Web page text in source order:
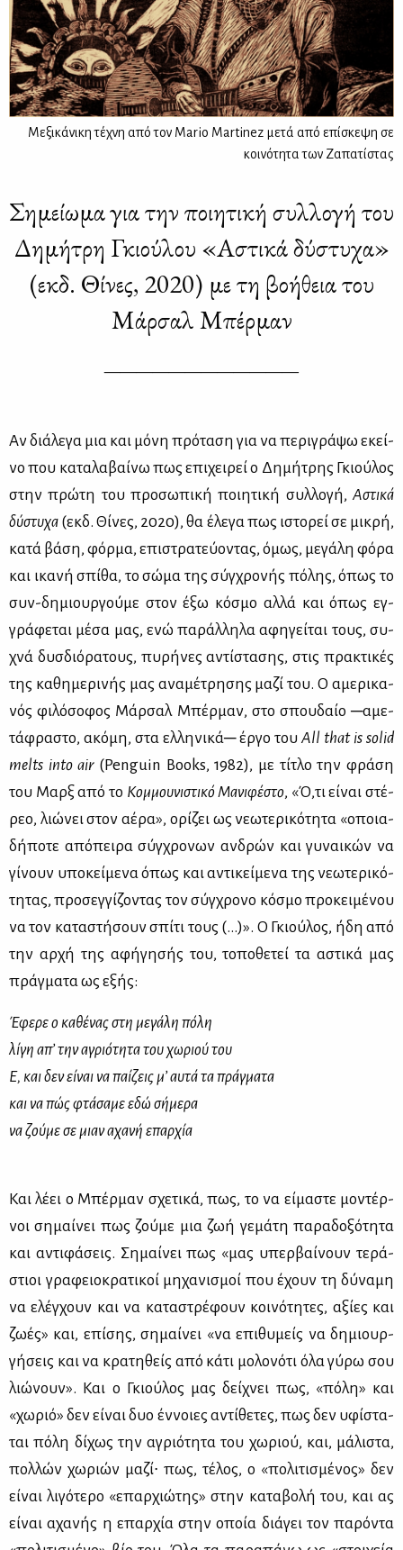
Μεξικάνικη τέχνη από τον Mario Martinez μετά από επίσκεψη σε
κοινότητα των Ζαπατίστας
Σημείωμα για την ποιητική συλλογή του
Δημήτρη Γκιούλου «Αστικά δύστυχα»
(εκδ. Θίνες, 2020) με τη βοήθεια του
Μάρσαλ Μπέρμαν
————————————
Αν διά­λε­γα μια και μό­νη πρό­τα­ση για να πε­ρι­γρά­ψω εκεί­
νο που κα­τα­λα­βαί­νω πως επι­χει­ρεί ο Δη­μή­τρης Γκιού­λος
στην πρώ­τη του προ­σω­πι­κή ποι­η­τι­κή συλ­λο­γή, Αστι­κά
δύ­στυ­χα (εκδ. Θί­νες, 2020), θα έλε­γα πως ιστο­ρεί σε μι­κρή,
κα­τά βά­ση, φόρ­μα, επι­στρα­τεύ­ο­ντας, όμως, με­γά­λη φό­ρα
και ικα­νή σπί­θα, το σώ­μα της σύγ­χρο­νής πό­λης, όπως το
συν-δη­μιουρ­γού­με στον έξω κό­σμο αλ­λά και όπως εγ­
γρά­φε­ται μέ­σα μας, ενώ πα­ράλ­λη­λα αφη­γεί­ται τους, συ­
χνά δυσ­διό­ρα­τους, πυ­ρή­νες αντί­στα­σης, στις πρα­κτι­κές
της κα­θη­με­ρι­νής μας ανα­μέ­τρη­σης μα­ζί του. Ο αμε­ρι­κα­
νός φι­λό­σο­φος Μάρ­σαλ Μπέρ­μαν, στο σπου­δαίο ─αμε­
τά­φρα­στο, ακό­μη, στα ελ­λη­νι­κά─ έρ­γο του All that is solid
melts into air(Penguin Books, 1982), με τί­τλο την φρά­ση
του Μαρξ από το Κομ­μου­νι­στι­κό Μα­νι­φέ­στο, «Ό,τι εί­ναι στέ­
ρεο, λιώ­νει στον αέ­ρα», ορί­ζει ως νε­ω­τε­ρι­κό­τη­τα «οποια­
δή­πο­τε από­πει­ρα σύγ­χρο­νων αν­δρών και γυ­ναι­κών να
γί­νουν υπο­κεί­με­να όπως και αντι­κεί­με­να της νε­ω­τε­ρι­κό­
τη­τας, προ­σεγ­γί­ζο­ντας τον σύγ­χρο­νο κό­σμο προ­κει­μέ­νου
να τον κα­τα­στή­σουν σπί­τι τους (…)». Ο Γκιού­λος, ήδη από
την αρ­χή της αφή­γη­σής του, το­πο­θε­τεί τα αστι­κά μας
πράγ­μα­τα ως εξής:
Έφερε ο καθένας στη μεγάλη πόλη
λίγη απ’ την αγριότητα του χωριού του
Ε, και δεν είναι να παίζεις μ’ αυτά τα πράγματα
και να πώς φτάσαμε εδώ σήμερα
να ζούμε σε μιαν αχανή επαρχία
Και λέ­ει ο Μπέρ­μαν σχε­τι­κά, πως, το να εί­μα­στε μο­ντέρ­
νοι ση­μαί­νει πως ζού­με μια ζωή γε­μά­τη πα­ρα­δο­ξό­τη­τα
και αντι­φά­σεις. Ση­μαί­νει πως «μας υπερ­βαί­νουν τε­ρά­
στιοι γρα­φειο­κρα­τι­κοί μη­χα­νι­σμοί που έχουν τη δύ­να­μη
να ελέγ­χουν και να κα­τα­στρέ­φουν κοι­νό­τη­τες, αξί­ες και
ζω­ές» και, επί­σης, ση­μαί­νει «να επι­θυ­μείς να δη­μιουρ­
γή­σεις και να κρα­τη­θείς από κά­τι μο­λο­νό­τι όλα γύ­ρω σου
λιώ­νουν». Και ο Γκιού­λος μας δεί­χνει πως, «πό­λη» και
«χω­ριό» δεν εί­ναι δυο έν­νοιες αντί­θε­τες, πως δεν υφί­στα­
ται πό­λη δί­χως την αγριό­τη­τα του χω­ριού, και, μά­λι­στα,
πολ­λών χω­ριών μα­ζί∙ πως, τέ­λος, ο «πο­λι­τι­σμέ­νος» δεν
εί­ναι λι­γό­τε­ρο «επαρ­χιώ­της» στην κα­τα­βο­λή του, και ας
εί­ναι αχα­νής η επαρ­χία στην οποία διά­γει τον πα­ρό­ντα